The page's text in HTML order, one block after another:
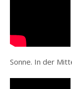
Sonne. In der